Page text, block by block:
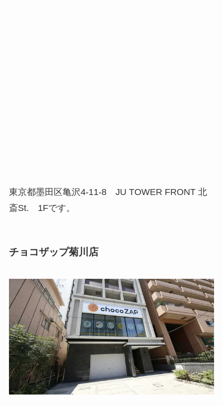
東京都墨田区亀沢4-11-8 JU TOWER FRONT 北
斎St. 1Fです。
チョコザップ菊川店